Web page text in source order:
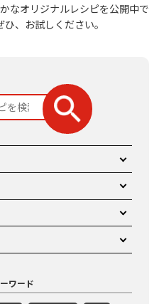
なオリジナルレシピを公開中で
、お試しください。
ワード